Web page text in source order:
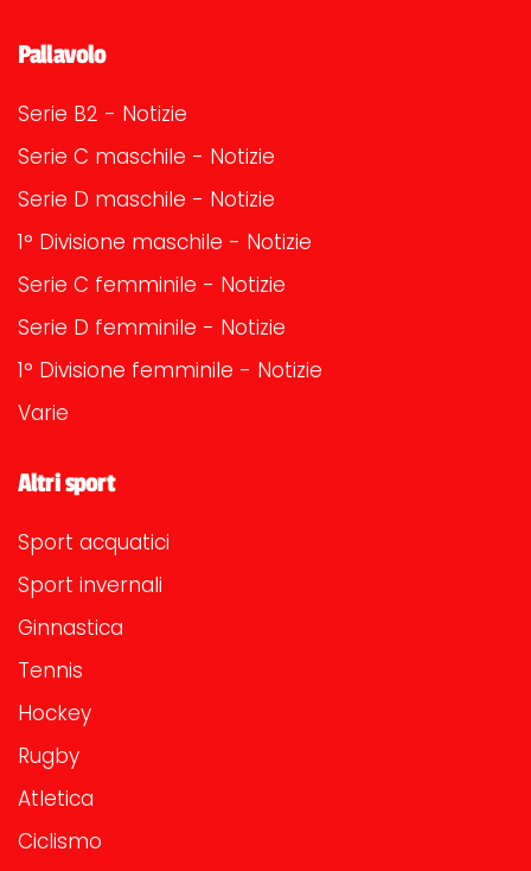
Pallavolo
Serie B2 - Notizie
Serie C maschile - Notizie
Serie D maschile - Notizie
1° Divisione maschile - Notizie
Serie C femminile - Notizie
Serie D femminile - Notizie
1° Divisione femminile - Notizie
Varie
Altri sport
Sport acquatici
Sport invernali
Ginnastica
Tennis
Hockey
Rugby
Atletica
Ciclismo